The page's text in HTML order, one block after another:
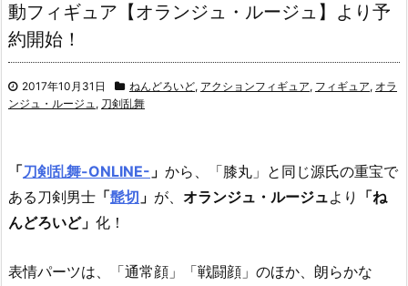
動フィギュア【オランジュ・ルージュ】より予
約開始！
2017年10月31日 ねんどろいど, アクションフィギュア, フィギュア, オラ
ンジュ・ルージュ, 刀剣乱舞
「刀剣乱舞-ONLINE- 」 から、「膝丸」と同じ源氏の重宝で
ある刀剣男士 「髭切 」 が、 オランジュ・ルージュより
「ね
んどろいど」 化！
表情パーツは、「通常顔」「戦闘顔」のほか、朗らかな